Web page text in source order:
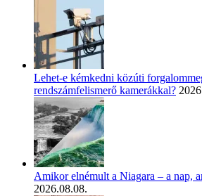
Lehet-e kémkedni közúti
rendszámfelismerő kamerákkal?
Amikor elnémult a Niagara – a nap,
2026.08.08.